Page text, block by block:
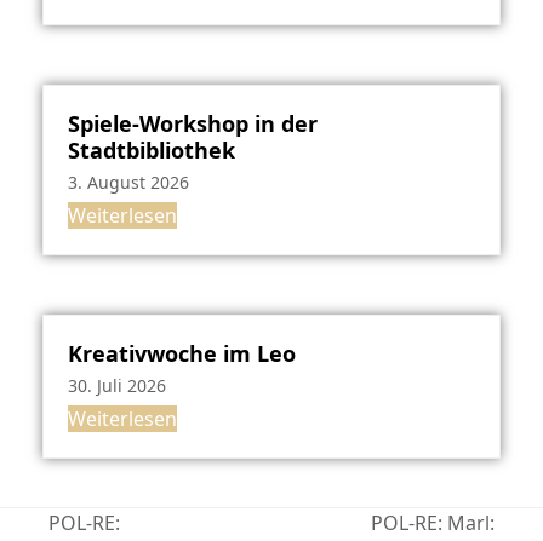
Spiele-Workshop in der
Stadtbibliothek
3. August 2026
Weiterlesen
Kreativwoche im Leo
30. Juli 2026
Weiterlesen
POL-RE:
POL-RE: Marl: